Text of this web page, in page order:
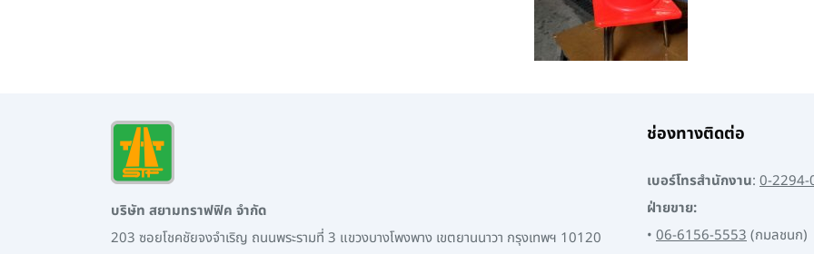
บริษัท สยามทราฟฟิค จำกัด
203 ซอยโชคชัยจงจำเริญ ถนนพระรามที่ 3 แขวงบางโพงพาง เขตยานนาวา กรุงเทพฯ 10120
ช่องทางติดต่อ
เบอร์โทรสำนักงาน: 0-
ฝ่ายขาย:
• 06-6156-5553 (กมลชนก)